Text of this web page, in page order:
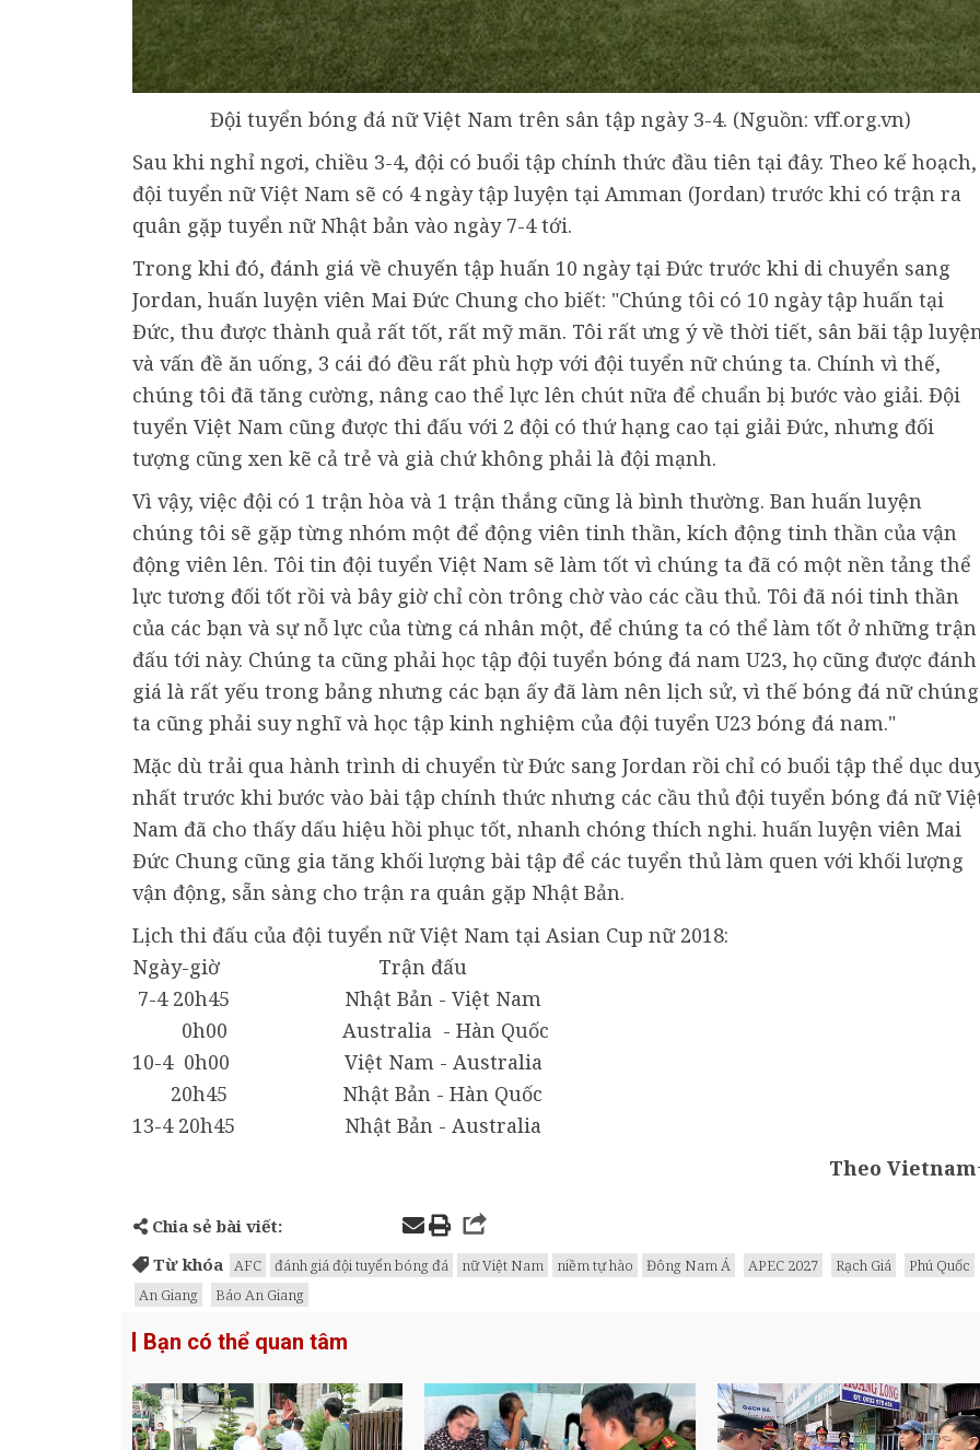
Đội tuyển bóng đá nữ Việt Nam trên sân tập ngày 3-4. (Nguồn: vff.org.vn)
Sau khi nghỉ ngơi, chiều 3-4, đội có buổi tập chính thức đầu tiên tại đây. Theo kế hoạch,
đội tuyển nữ Việt Nam sẽ có 4 ngày tập luyện tại Amman (Jordan) trước khi có trận ra
quân gặp tuyển nữ Nhật bản vào ngày 7-4 tới.
Trong khi đó, đánh giá về chuyến tập huấn 10 ngày tại Đức trước khi di chuyển sang
Jordan, huấn luyện viên Mai Đức Chung cho biết: "Chúng tôi có 10 ngày tập huấn tại
Đức, thu được thành quả rất tốt, rất mỹ mãn. Tôi rất ưng ý về thời tiết, sân bãi tập
và vấn đề ăn uống, 3 cái đó đều rất phù hợp với đội tuyển nữ chúng ta. Chính vì thế,
chúng tôi đã tăng cường, nâng cao thể lực lên chút nữa để chuẩn bị bước vào giải. Đội
tuyển Việt Nam cũng được thi đấu với 2 đội có thứ hạng cao tại giải Đức, nhưng đối
tượng cũng xen kẽ cả trẻ và già chứ không phải là đội mạnh.
Vì vậy, việc đội có 1 trận hòa và 1 trận thắng cũng là bình thường. Ban huấn luyện
chúng tôi sẽ gặp từng nhóm một để động viên tinh thần, kích động tinh thần của vận
động viên lên. Tôi tin đội tuyển Việt Nam sẽ làm tốt vì chúng ta đã có một nền tảng thể
lực tương đối tốt rồi và bây giờ chỉ còn trông chờ vào các cầu thủ. Tôi đã nói tinh thần
của các bạn và sự nỗ lực của từng cá nhân một, để chúng ta có thể làm tốt ở những trận
đấu tới này. Chúng ta cũng phải học tập đội tuyển bóng đá nam U23, họ cũng được đánh
giá là rất yếu trong bảng nhưng các bạn ấy đã làm nên lịch sử, vì thế bóng đá nữ chúng
ta cũng phải suy nghĩ và học tập kinh nghiệm của đội tuyển U23 bóng đá nam."
Mặc dù trải qua hành trình di chuyển từ Đức sang Jordan rồi chỉ có buổi tập thể dục
nhất trước khi bước vào bài tập chính thức nhưng các cầu thủ đội tuyển bóng đá nữ
Nam đã cho thấy dấu hiệu hồi phục tốt, nhanh chóng thích nghi. huấn luyện viên Mai
Đức Chung cũng gia tăng khối lượng bài tập để các tuyển thủ làm quen với khối lượng
vận động, sẵn sàng cho trận ra quân gặp Nhật Bản.
Lịch thi đấu của đội tuyển nữ Việt Nam tại Asian Cup nữ 2018:
Ngày-giờ Trận đấu
7-4 20h45 Nhật Bản - Việt Nam
0h00 Australia - Hàn Quốc
10-4 0h00 Việt Nam - Australia
20h45 Nhật Bản - Hàn Quốc
13-4 20h45 Nhật Bản - Australia
Theo
Chia sẻ bài viết:
Từ khóa
AFC đánh giá đội tuyển bóng đá nữ Việt Nam niềm tự hào Đông Nam Á APEC 2027 Rạch Giá
Phú Quốc
An Giang
Báo An Giang
Bạn có thể quan tâm